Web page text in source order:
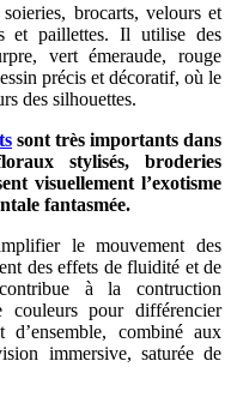
brocarts, velours et
et paillettes. Il utilise des
vert émeraude, rouge
précis et décoratif, où le
des silhouettes.
sont très importants dans
stylisés, broderies
visuellement l’exotisme
fantasmée.
le mouvement des
des effets de fluidité et de
à la contruction
couleurs pour différencier
d’ensemble, combiné aux
immersive, saturée de